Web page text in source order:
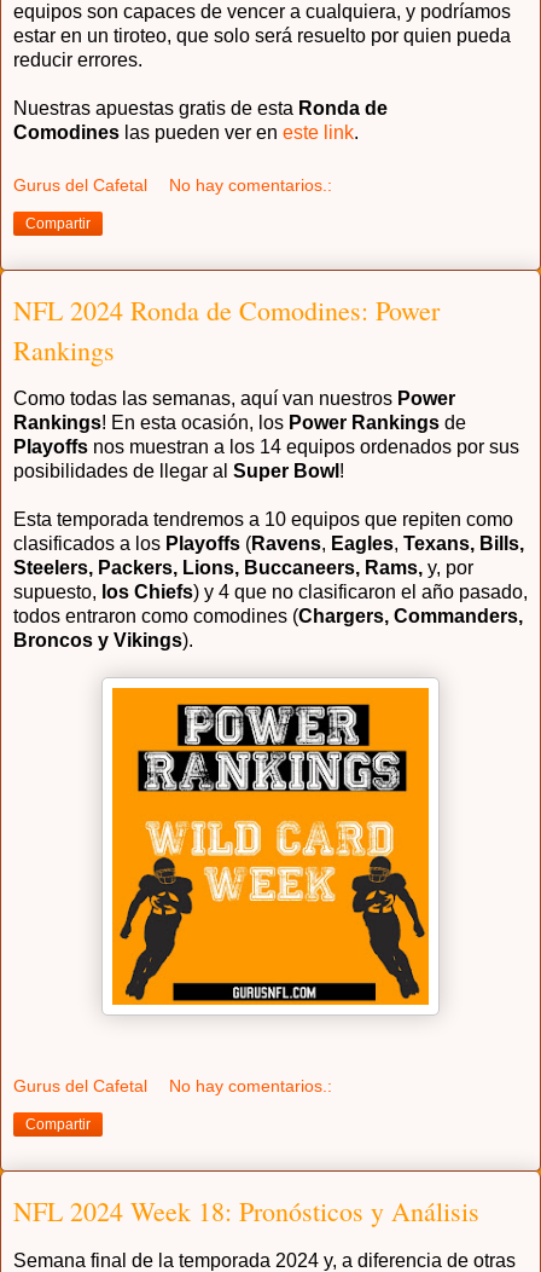
equipos son capaces de vencer a cualquiera, y podríamos
estar en un tiroteo, que solo será resuelto por quien pueda
reducir errores.
Nuestras apuestas gratis de esta Ronda de
Comodines las pueden ver en este link.
Gurus del Cafetal No hay comentarios.:
Compartir
NFL 2024 Ronda de Comodines: Power
Rankings
Como todas las semanas, aquí van nuestros Power
Rankings! En esta ocasión, los Power Rankings de
Playoffs nos muestran a los 14 equipos ordenados por sus
posibilidades de llegar al Super Bowl !
Esta temporada tendremos a 10 equipos que repiten como
clasificados a los Playoffs (Ravens, Eagles, Texans, Bills,
Steelers, Packers, Lions, Buccaneers, Rams, y, por
supuesto, los Chiefs) y 4 que no clasificaron el año pasado,
todos entraron como comodines (Chargers, Commanders,
Broncos y Vikings).
Gurus del Cafetal No hay comentarios.:
Compartir
NFL 2024 Week 18: Pronósticos y Análisis
Semana final de la temporada 2024 y, a diferencia de otras